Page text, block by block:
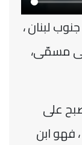
جنوب لبنان ،
مسمّى،
على
فهو ابن